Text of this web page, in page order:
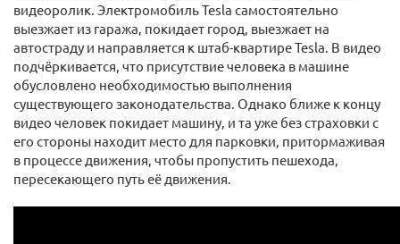
видеоролик. Электромобиль Tesla самостоятельно
выезжает из гаража, покидает город, выезжает на
автостраду и направляется к штаб-квартире Tesla. В видео
подчёркивается, что присутствие человека в машине
обусловлено необходимостью выполнения
существующего законодательства. Однако ближе к концу
видео человек покидает машину, и та уже без страховки с
его стороны находит место для парковки, притормаживая
в процессе движения, чтобы пропустить пешехода,
пересекающего путь её движения.